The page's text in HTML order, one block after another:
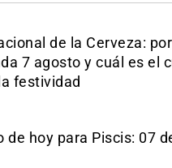
de la Cerveza:
7 agosto y cuál es el
festividad
de hoy para Piscis: 07